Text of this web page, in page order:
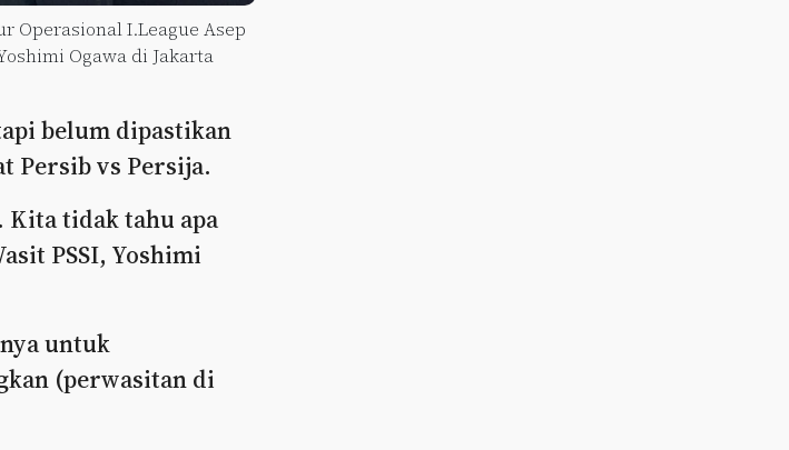
Operasional I.League Asep
Ogawa di Jakarta
belum dipastikan
Persib vs Persija.
tidak tahu apa
PSSI, Yoshimi
untuk
(perwasitan di